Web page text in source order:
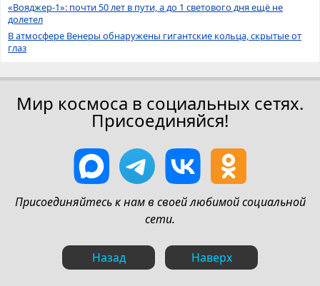
«Вояджер-1»: почти 50 лет в пути, а до 1 светового дня ещё не
долетел
В атмосфере Венеры обнаружены гигантские кольца, скрытые от
глаз
Мир космоса в социальных сетях.
Присоединяйся!
Присоединяйтесь к нам в своей любимой социальной
сети.
Назад Наверх